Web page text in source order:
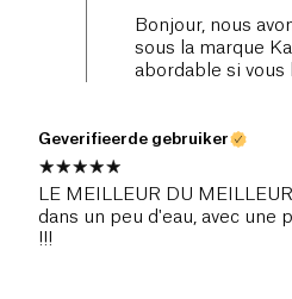
Bonjour, nous
sous la marque
abordable si vous
Geverifieerde gebruiker
LE MEILLEUR DU
dans un peu d'eau, avec une
!!!